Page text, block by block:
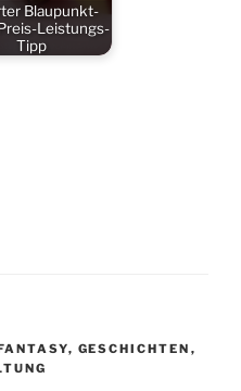
Blaupunkt-
Leistungs-
Tipp
, GESCHICHTEN ,